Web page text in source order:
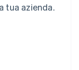
tua azienda.